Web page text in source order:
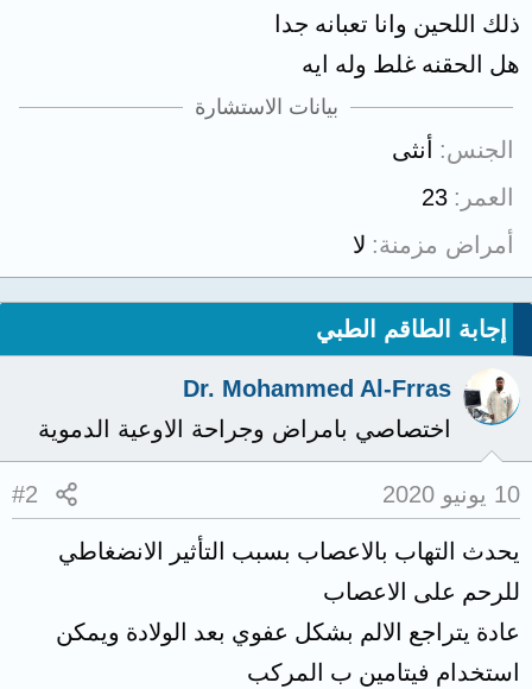
ذلك اللحين وانا تعبانه جدا
هل الحقنه غلط وله ايه
بيانات الاستشارة
الجنس
أنثى
العمر
23
أمراض مزمنة لا
إجابة الطاقم الطبي
Dr. Mohammed Al-Frras
اختصاصي بامراض وجراحة الاوعية الدموية
10 يونيو 2020 #2
يحدث التهاب بالاعصاب بسبب التأثير الانضغاطي
للرحم على الاعصاب
عادة يتراجع الالم بشكل عفوي بعد الولادة ويمكن
استخدام فيتامين ب المركب